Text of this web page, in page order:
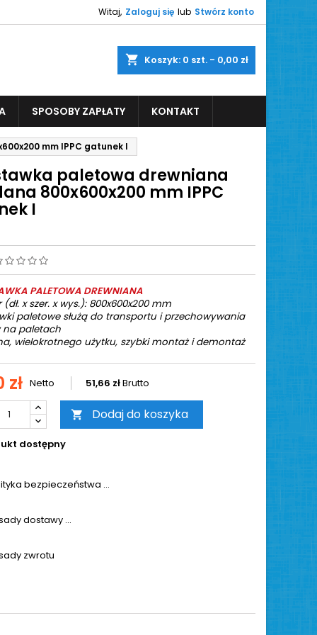
Witaj, Zaloguj się lub Stwórz konto
shopping_cart Koszyk: 0 szt. - 0,00 zł
SPOSOBY ZAPŁATY KONTAKT
mm IPPC gatunek I
paletowa drewniana
800x600x200 mm IPPC
I
PALETOWA DREWNIANA
(dł. x szer. x wys.): 800x600x200 mm
paletowe służą do transportu i przechowywania
paletach
wielokrotnego użytku, szybki montaż i demontaż
zł Netto 51,66 złBrutto
 Dodaj do koszyka
dostępny
bezpieczeństwa ...
dostawy ...
zwrotu